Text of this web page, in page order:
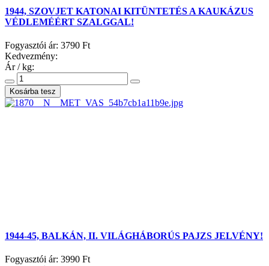
1944, SZOVJET KATONAI KITÜNTETÉS A KAUKÁZUS
VÉDLEMÉÉRT SZALGGAL!
Fogyasztói ár: 3790 Ft
Kedvezmény:
Ár / kg:
1944-45, BALKÁN, II. VILÁGHÁBORÚS PAJZS JELVÉNY!
Fogyasztói ár: 3990 Ft